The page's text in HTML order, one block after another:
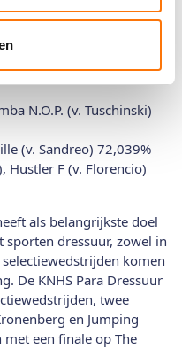
(v. Sandreo) 71,474%
Sandreo) 67,436%
N.O.P. (v. Tuschinski)
(v. Sandreo) 72,039%
Hustler F (v. Florencio)
als belangrijkste doel
sporten dressuur, zowel in
komen
De KNHS Para Dressuur
twee
en Jumping
een finale op The